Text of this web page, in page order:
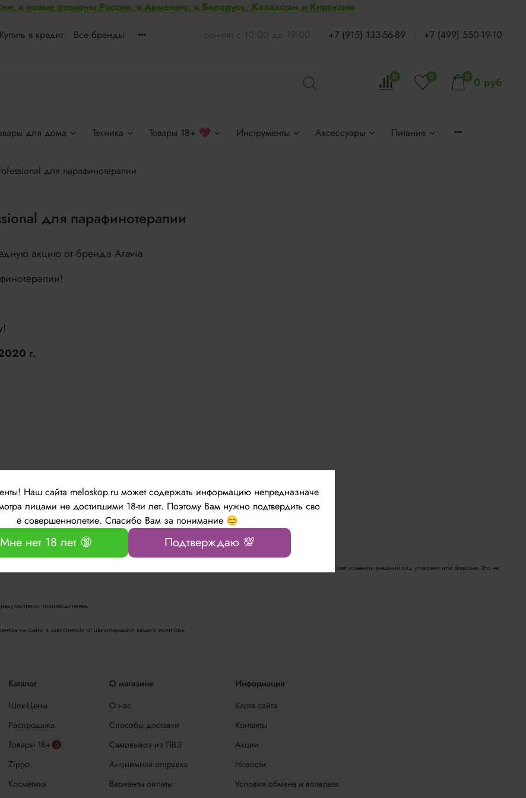
в новые регионы России, в Армению, в Беларусь, Казахстан и Киргизию
Купить в кредит Все бренды пон-пят с 10:00 до 19:00 +7 (915) 133-56-89 +7 (499) 550-19-10
0 0 0 0 руб
для дома Техника Товары 18+ 💖 Инструменты Аксессуары Питание
для парафинотерапии
для парафинотерапии
акцию от бренда Aravia
г.
виде товара носит справочный характер и основывается на последних доступных сведениях от производителя
от изображенного на данном сайте. Т.к. производитель на свое усмотрение и без дополнительных уведомлений может изменить внешний вид упаковки или флакона. Это не
производителем.
на сайте, в зависимости от цветопередачи вашего монитора.
Каталог
Шок-Цены
Распродажа
Товары 18+🔞
Zippo
Косметика
О магазине
О нас
Способы доставки
Самовывоз из ПВЗ
Анонимная отправка
Варианты оплаты
Информация
Карта сайта
Контакты
Акции
Новости
Условия обмена и возврата
Наш сайта meloskop.ru может содержать информацию непредназначе
лицами не достигшими 18-ти лет. Поэтому Вам нужно подтвердить сво
ё совершеннолетие. Спасибо Вам за понимание 😊
Мне нет 18 лет 🔞 Подтверждаю 💯